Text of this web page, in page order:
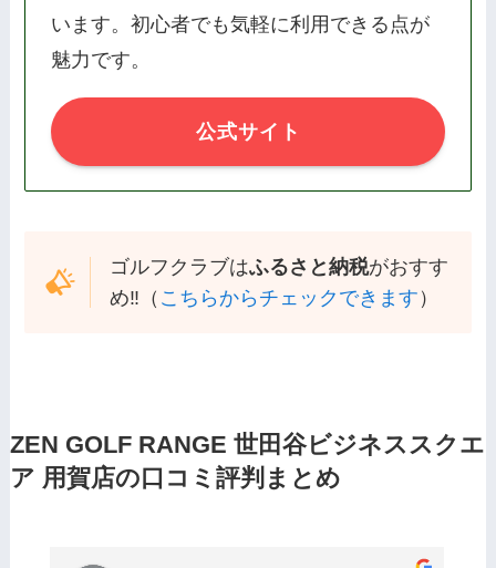
います。初心者でも気軽に利用できる点が
魅力です。
公式サイト
ゴルフクラブはふるさと納税がおすす
め‼️（ こちらからチェックできます ）
ZEN GOLF RANGE 世田谷ビジネススクエ
ア 用賀店の口コミ評判まとめ